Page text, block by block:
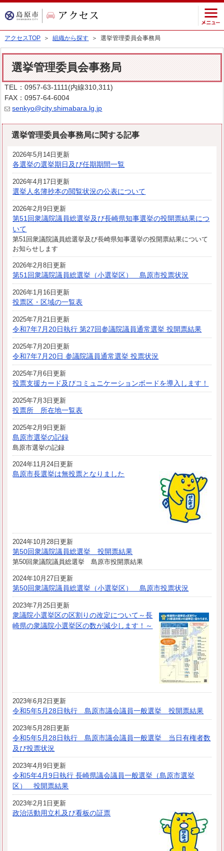
アクセスTOP ＞組織から探す ＞ 選挙管理委員会事務局
選挙管理委員会事務局
TEL：0957-63-1111(内線310,311)
FAX：0957-64-6004
senkyo@city.shimabara.lg.jp
選挙管理委員会事務局に関する記事
2026年5月14日更新
各選挙の選挙期日及び任期期間一覧
2026年4月17日更新
選挙人名簿抄本の閲覧状況の公表について
2026年2月9日更新
第51回衆議院議員総選挙及び長崎県知事選挙の投開票結果につ
いて
第51回衆議院議員総選挙及び長崎県知事選挙の投開票結果について
お知らせします
2026年2月8日更新
第51回衆議院議員総選挙（小選挙区） 島原市投票状況
2026年1月16日更新
投票区・区域の一覧表
2025年7月21日更新
令和7年7月20日執行 第27回参議院議員通常選挙 投開票結果
2025年7月20日更新
令和7年7月20日 参議院議員通常選挙 投票状況
2025年7月6日更新
投票支援カード及びコミュニケーションボードを導入します！
2025年7月3日更新
投票所 所在地一覧表
2025年2月9日更新
島原市選挙の記録
島原市選挙の記録
2024年11月24日更新
島原市長選挙は無投票となりました
2024年10月28日更新
第50回衆議院議員総選挙 投開票結果
第50回衆議院議員総選挙 島原市投開票結果
2024年10月27日更新
第50回衆議院議員総選挙（小選挙区） 島原市投票状況
2023年7月25日更新
衆議院小選挙区の区割りの改定について～長
崎県の衆議院小選挙区の数が減少します！～
2023年6月2日更新
令和5年5月28日執行 島原市議会議員一般選挙 投開票結果
2023年5月28日更新
令和5年5月28日執行 島原市議会議員一般選挙 当日有権者数
及び投票状況
2023年4月9日更新
令和5年4月9日執行 長崎県議会議員一般選挙（島原市選挙
区） 投開票結果
2023年2月1日更新
政治活動用立札及び看板の証票